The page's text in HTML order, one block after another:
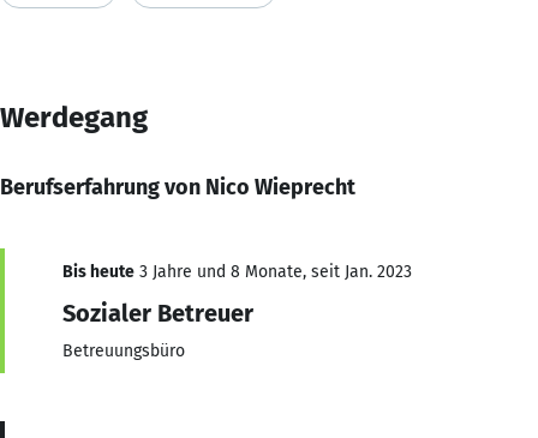
Werdegang
Berufserfahrung von Nico Wieprecht
Bis heute 3 Jahre und 8 Monate, seit Jan. 2023
Sozialer Betreuer
Betreuungsbüro